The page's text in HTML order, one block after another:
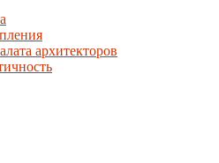
архитекторов